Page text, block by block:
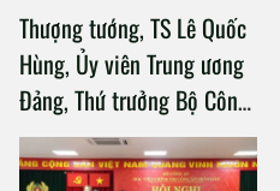
Thượng tướng, TS Lê Quốc
Hùng, Ủy viên Trung ương
Đảng, Thứ trưởng Bộ Công
an làm việc với Học viện
Chính trị Công an nhân dân